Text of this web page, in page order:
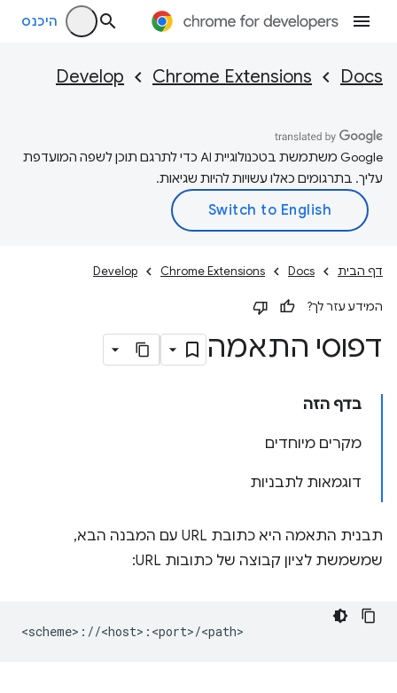
היכנס
Docs
Chrome Extensions
Develop
‫Google משתמשת בטכנולוגיית AI כדי לתרגם תוכן לשפה המועדפת
עליך. בתרגומים כאלו עשויות להיות שגיאות.
דף הבית Docs
Chrome Extensions
Develop
המידע עזר לך?
דפוסי התאמה
בדף הזה
מקרים מיוחדים
דוגמאות לתבניות
תבנית התאמה היא כתובת URL עם המבנה הבא,
שמשמשת לציון קבוצה של כתובות URL: